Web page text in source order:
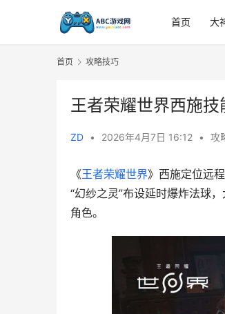
首页 大
首页 攻略技巧
王者荣耀世界西施技
ZD • 2026年4月7日 16:12 • 攻
《王者荣耀世界》西施定位远
“幻纱之灵”布设延时爆炸法球
角色。